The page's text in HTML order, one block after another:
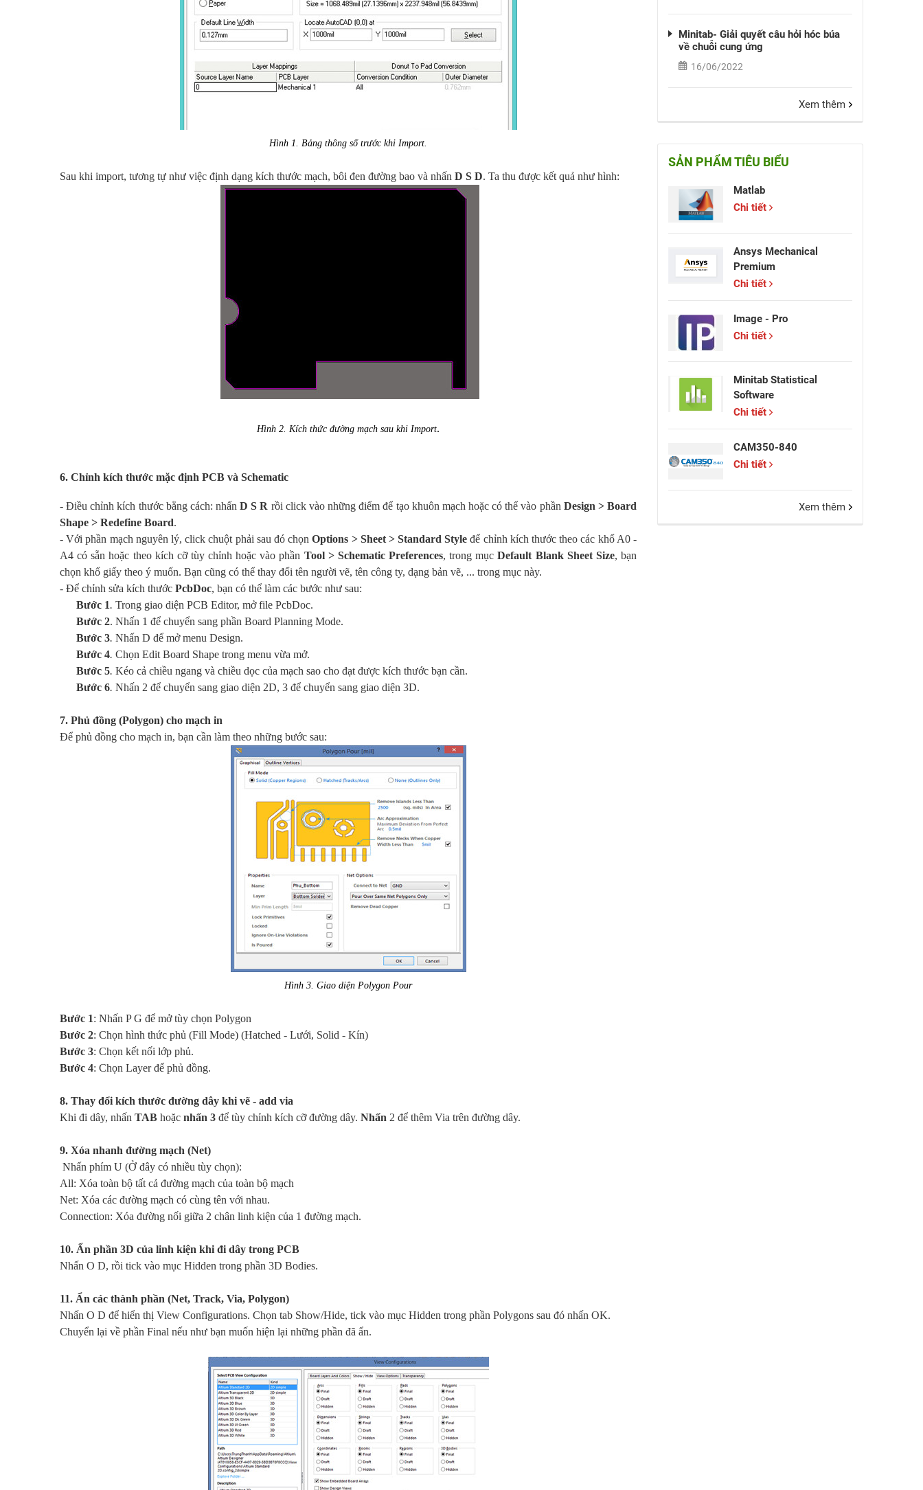
Hình 1 . Bảng thông số trước khi Import.
Sau khi import, tương tự như việc định dạng kích thước mạch, bôi đen đường bao và nhấn D S D. Ta thu được kết quả như hình:
Hình 2. Kích thức đường mạch sau khi Import.
6. Chỉnh kích thước mặc định PCB và Schematic
- Điều chỉnh kích thước bằng cách: nhấnD S R rồi click vào những điểm để tạo khuôn mạch hoặc có thể vào phần Design > Board
Shape > Redefine Board.
- Với phần mạch nguyên lý, click chuột phải sau đó chọnOptions > Sheet > Standard Style để chỉnh kích thước theo các khổ A0 -
A4 có sẵn hoặc theo kích cỡ tùy chỉnh hoặc vào phần Tool > Schematic Preferences, trong mụcDefault Blank Sheet Size, bạn
chọn khổ giấy theo ý muốn. Bạn cũng có thể thay đổi tên người vẽ, tên công ty, dạng bản vẽ, ... trong mục này.
- Để chỉnh sửa kích thước PcbDoc, bạn có thể làm các bước như sau:
Bước 1. Trong giao diện PCB Editor, mở file PcbDoc.
Bước 2. Nhấn 1 để chuyển sang phần Board Planning Mode.
Bước 3. Nhấn D để mở menu Design.
Bước 4. Chọn Edit Board Shape trong menu vừa mở.
Bước 5. Kéo cả chiều ngang và chiều dọc của mạch sao cho đạt được kích thước bạn cần.
Bước 6. Nhấn 2 để chuyển sang giao diện 2D, 3 để chuyển sang giao diện 3D.
7. Phủ đồng (Polygon) cho mạch in
Để phủ đồng cho mạch in, bạn cần làm theo những bước sau:
Hình 3. Giao diện Polygon Pour
Bước 1: Nhấn P G để mở tùy chọn Polygon
Bước 2: Chọn hình thức phủ (Fill Mode) (Hatched - Lưới, Solid - Kín)
Bước 3: Chọn kết nối lớp phủ.
Bước 4: Chọn Layer để phủ đồng.
8. Thay đổi kích thước đường dây khi vẽ - add via
Khi đi dây, nhấn TAB hoặc nhấn 3 để tùy chỉnh kích cỡ đường dây. Nhấn 2 để thêm Via trên đường dây.
9. Xóa nhanh đường mạch (Net)
Nhấn phím U (Ở đây có nhiều tùy chọn):
All: Xóa toàn bộ tất cả đường mạch của toàn bộ mạch
Net: Xóa các đường mạch có cùng tên với nhau.
Connection: Xóa đường nối giữa 2 chân linh kiện của 1 đường mạch.
10. Ẩn phần 3D của linh kiện khi đi dây trong PCB
Nhấn O D, rồi tick vào mục Hidden trong phần 3D Bodies.
11. Ẩn các thành phần (Net, Track, Via, Polygon)
Nhấn O D để hiển thị View Configurations. Chọn tab Show/Hide, tick vào mục Hidden trong phần Polygons sau đó nhấn OK.
Chuyển lại về phần Final nếu như bạn muốn hiện lại những phần đã ẩn.
Minitab- Giải quyết câu hỏi hóc búa
về chuỗi cung ứng
16/06/2022
Xem thêm
SẢN PHẨM TIÊU BIỂU
Matlab
Chi tiết
Ansys Mechanical
Premium
Chi tiết
Image - Pro
Chi tiết
Minitab Statistical
Software
Chi tiết
CAM350-840
Chi tiết
Xem thêm